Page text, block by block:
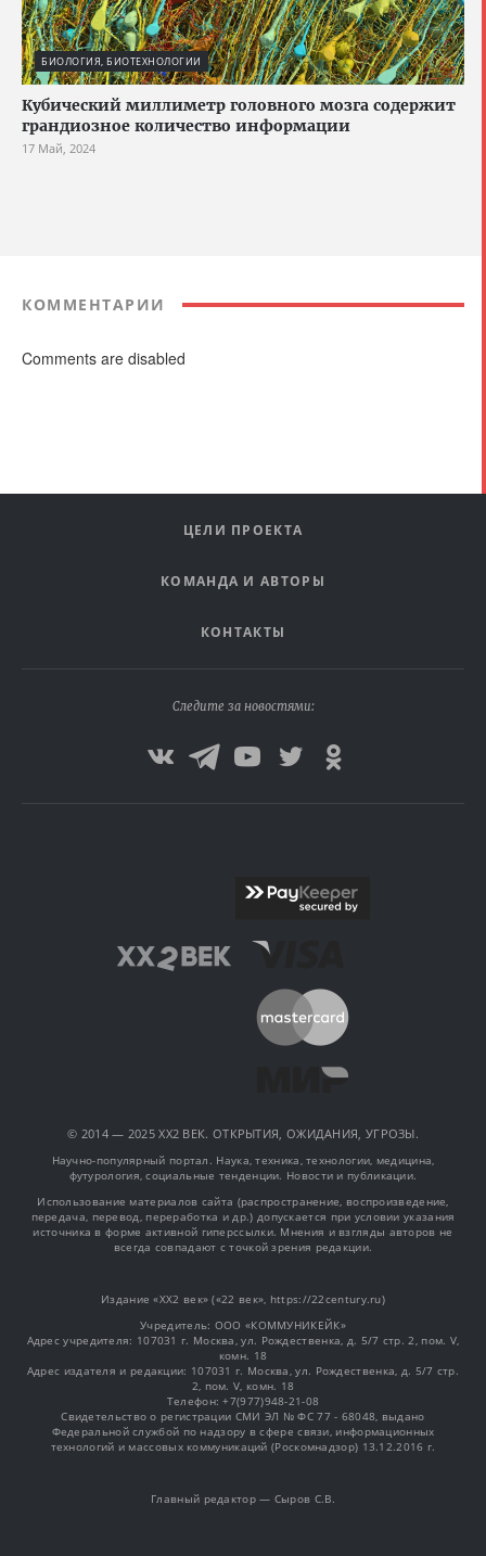
БИОЛОГИЯ, БИОТЕХНОЛОГИИ
Кубический миллиметр головного мозга содержит
грандиозное количество информации
17 Май, 2024
КОММЕНТАРИИ
Comments are disabled
ЦЕЛИ ПРОЕКТА
КОМАНДА И АВТОРЫ
КОНТАКТЫ
Следите за новостями:
© 2014 — 2025 XX2 ВЕК. ОТКРЫТИЯ, ОЖИДАНИЯ, УГРОЗЫ.
Научно-популярный портал. Наука, техника, технологии, медицина,
футурология, социальные тенденции. Новости и публикации.
Использование материалов сайта (распространение, воспроизведение,
передача, перевод, переработка и др.) допускается при условии указания
источника в форме активной гиперссылки. Мнения и взгляды авторов не
всегда совпадают с точкой зрения редакции.
Издание «XX2 век» («22 век», https://22century.ru)
Учредитель: OOO «КОММУНИКЕЙК»
Адрес учредителя: 107031 г. Москва, ул. Рождественка, д. 5/7 стр. 2, пом. V,
комн. 18
Адрес издателя и редакции: 107031 г. Москва, ул. Рождественка, д. 5/7 стр.
2, пом. V, комн. 18
Телефон: +7(977)948-21-08
Свидетельство о регистрации СМИ ЭЛ № ФС 77 - 68048, выдано
Федеральной службой по надзору в сфере связи, информационных
технологий и массовых коммуникаций (Роскомнадзор) 13.12.2016 г.
Главный редактор — Сыров С.В.